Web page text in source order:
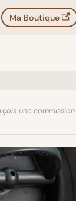
Ma Boutique
une